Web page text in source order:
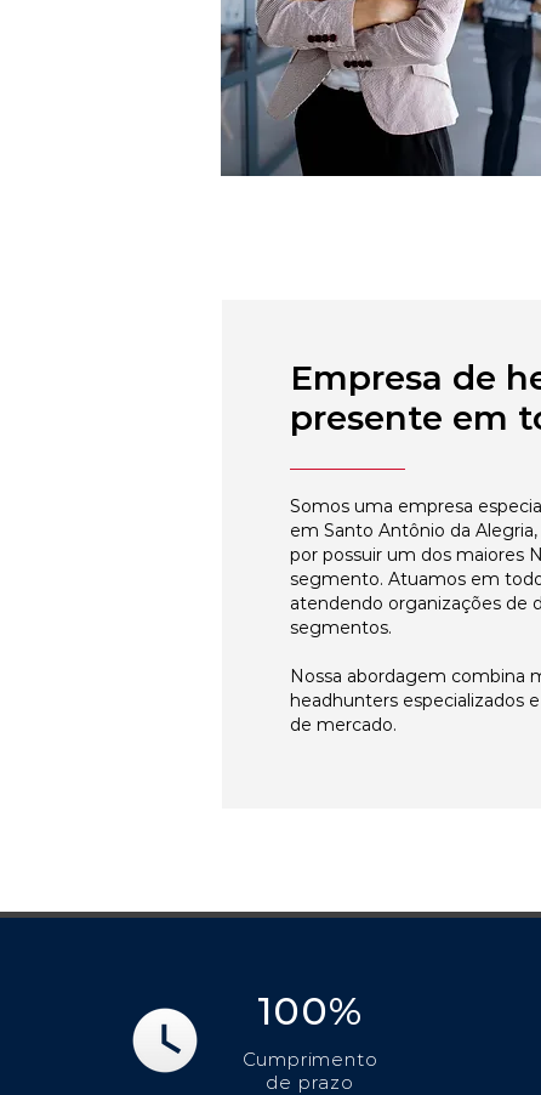
Empresa de
presente em
Somos uma empresa
em Santo Antônio da
por possuir um dos maiores
segmento. Atuamos em
atendendo organizações de
segmentos.
Nossa abordagem combina
headhunters especializados
de mercado.
100%
Cumprimento
de prazo